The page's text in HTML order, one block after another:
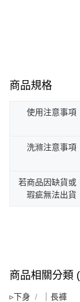
商品規格
使用注意事項
洗滌注意事項
若商品因缺貨或
瑕疵無法出貨
商品相關分類
▹下身 ｜長褲